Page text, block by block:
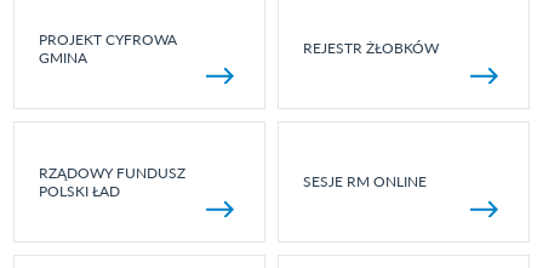
PROJEKT CYFROWA
GMINA
REJESTR ŻŁOBKÓW
RZĄDOWY FUNDUSZ
POLSKI ŁAD
SESJE RM ONLINE